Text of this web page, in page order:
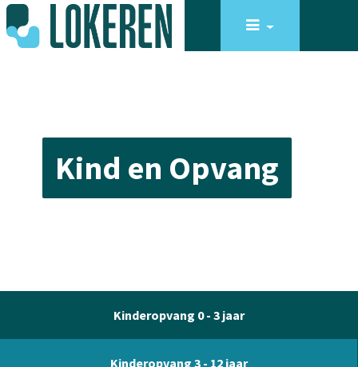
Kind en Opvang
Kinderopvang 0 - 3 jaar
Kinderopvang 3 - 12 jaar